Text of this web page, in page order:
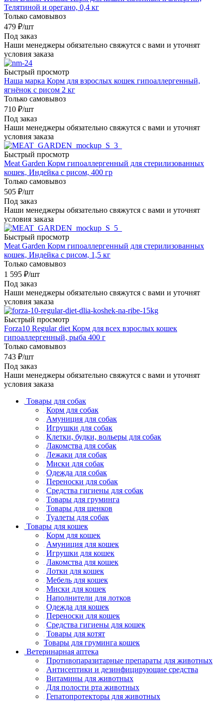
Телятиной и орегано, 0,4 кг
Только самовывоз
479 ₽/шт
Под заказ
Наши менеджеры обязательно свяжутся с вами и уточнят
условия заказа
Быстрый просмотр
Наша марка Корм для взрослых кошек гипоаллергенный,
ягнёнок с рисом 2 кг
Только самовывоз
710 ₽/шт
Под заказ
Наши менеджеры обязательно свяжутся с вами и уточнят
условия заказа
Быстрый просмотр
Meat Garden Корм гипоаллергенный для стерилизованных
кошек, Индейка с рисом, 400 гр
Только самовывоз
505 ₽/шт
Под заказ
Наши менеджеры обязательно свяжутся с вами и уточнят
условия заказа
Быстрый просмотр
Meat Garden Корм гипоаллергенный для стерилизованных
кошек, Индейка с рисом, 1,5 кг
Только самовывоз
1 595 ₽/шт
Под заказ
Наши менеджеры обязательно свяжутся с вами и уточнят
условия заказа
Быстрый просмотр
Forza10 Regular diet Корм для всех взрослых кошек
гипоаллергенный, рыба 400 г
Только самовывоз
743 ₽/шт
Под заказ
Наши менеджеры обязательно свяжутся с вами и уточнят
условия заказа
Товары для собак
Корм для собак
Амуниция для собак
Игрушки для собак
Клетки, будки, вольеры для собак
Лакомства для собак
Лежаки для собак
Миски для собак
Одежда для собак
Переноски для собак
Средства гигиены для собак
Товары для груминга
Товары для щенков
Туалеты для собак
Товары для кошек
Корм для кошек
Амуниция для кошек
Игрушки для кошек
Лакомства для кошек
Лотки для кошек
Мебель для кошек
Миски для кошек
Наполнители для лотков
Одежда для кошек
Переноски для кошек
Средства гигиены для кошек
Товары для котят
Товары для груминга кошек
Ветеринарная аптека
Противопаразитарные препараты для животных
Антисептики и дезинфицирующие средства
Витамины для животных
Для полости рта животных
Гепатопротекторы для животных